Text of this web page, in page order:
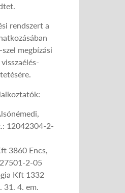
rendszert a
megbízási
12042304-2-
3860 Encs,
2-05
Kft 1332
31. 4. em.